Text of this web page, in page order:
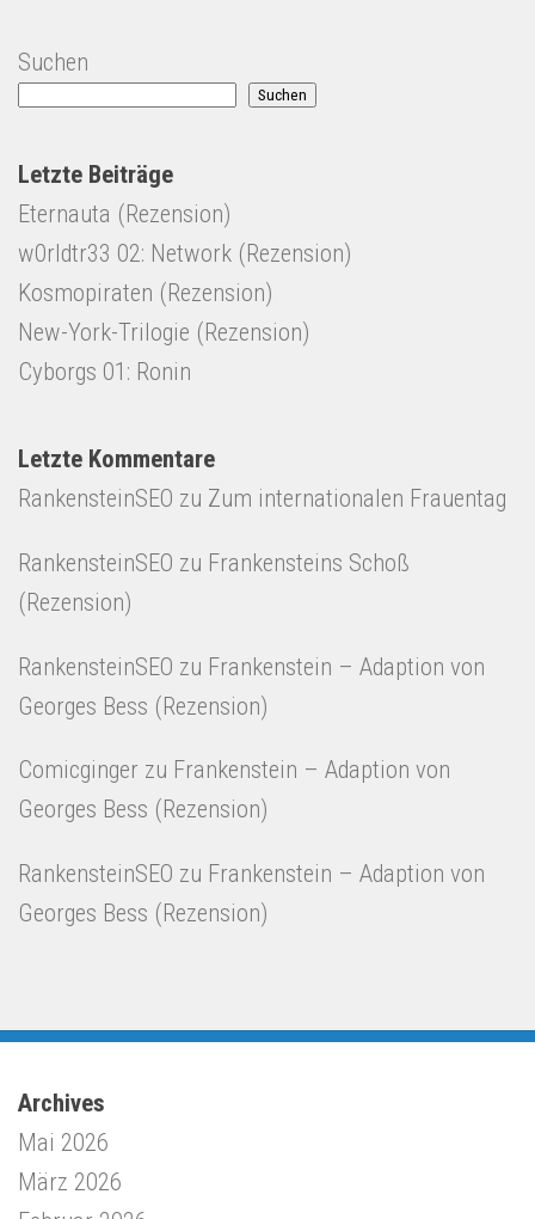
Suchen
Suchen
Letzte Beiträge
Eternauta (Rezension)
w0rldtr33 02: Network (Rezension)
Kosmopiraten (Rezension)
New-York-Trilogie (Rezension)
Cyborgs 01: Ronin
Letzte Kommentare
RankensteinSEO zu Zum internationalen Frauentag
RankensteinSEO zu Frankensteins Schoß
(Rezension)
RankensteinSEO zu Frankenstein – Adaption von
Georges Bess (Rezension)
Comicginger zu Frankenstein – Adaption von
Georges Bess (Rezension)
RankensteinSEO zu Frankenstein – Adaption von
Georges Bess (Rezension)
Archives
Mai 2026
März 2026